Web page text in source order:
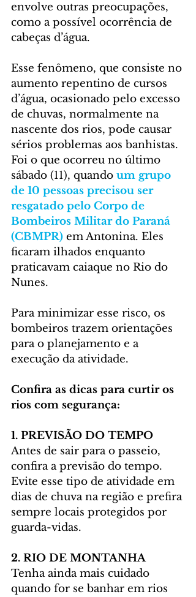
envolve outras preocupações,
como a possível ocorrência de
cabeças d’água.
Esse fenômeno, que consiste no
aumento repentino de cursos
d’água, ocasionado pelo excesso
de chuvas, normalmente na
nascente dos rios, pode causar
sérios problemas aos banhistas.
Foi o que ocorreu no último
sábado (11), quando um grupo
de 10 pessoas precisou ser
resgatado pelo Corpo de
Bombeiros Militar do Paraná
(CBMPR) em Antonina. Eles
ficaram ilhados enquanto
praticavam caiaque no Rio do
Nunes.
Para minimizar esse risco, os
bombeiros trazem orientações
para o planejamento e a
execução da atividade.
Confira as dicas para curtir os
rios com segurança:
1. PREVISÃO DO TEMPO
Antes de sair para o passeio,
confira a previsão do tempo.
Evite esse tipo de atividade em
dias de chuva na região e prefira
sempre locais protegidos por
guarda-vidas.
2. RIO DE MONTANHA
Tenha ainda mais cuidado
quando for se banhar em rios